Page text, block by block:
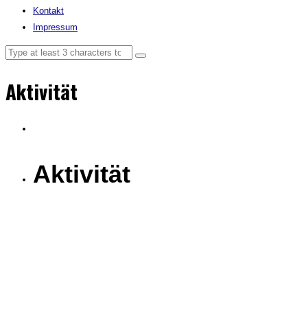
Kontakt
Impressum
Aktivität
Aktivität